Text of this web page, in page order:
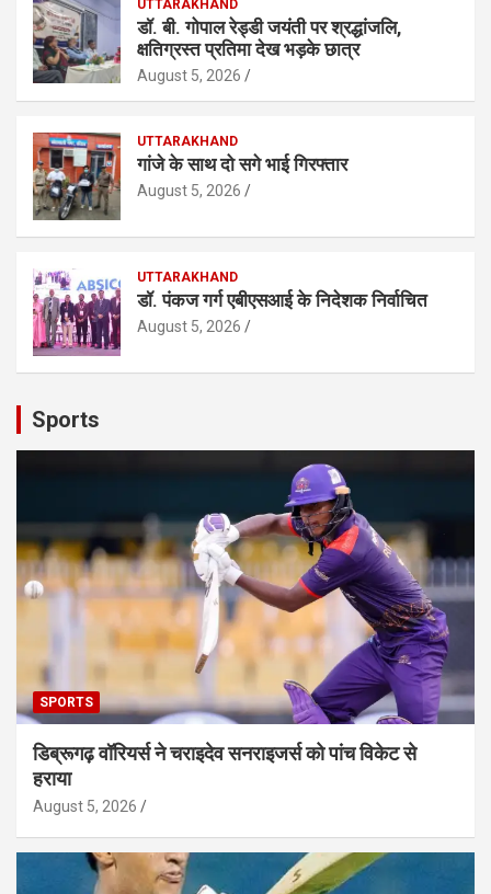
UTTARAKHAND
डॉ. बी. गोपाल रेड्डी जयंती पर श्रद्धांजलि,
क्षतिग्रस्त प्रतिमा देख भड़के छात्र
August 5, 2026
UTTARAKHAND
गांजे के साथ दो सगे भाई गिरफ्तार
August 5, 2026
UTTARAKHAND
डॉ. पंकज गर्ग एबीएसआई के निदेशक निर्वाचित
August 5, 2026
Sports
SPORTS
डिब्रूगढ़ वॉरियर्स ने चराइदेव सनराइजर्स को पांच विकेट से
हराया
August 5, 2026